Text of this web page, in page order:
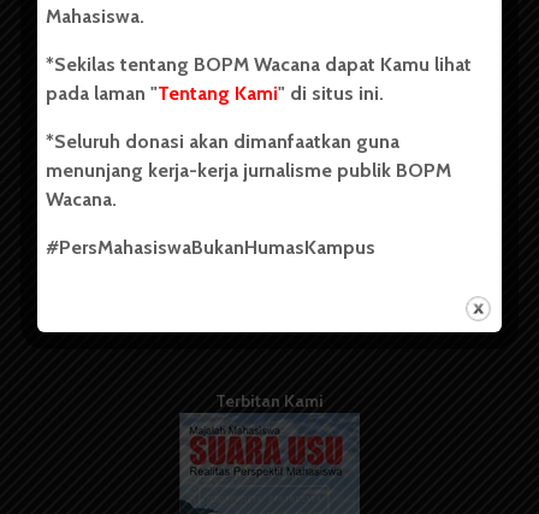
Kontribusi
Info Iklan
Pedoman Media Siber
Kode Etik Jurnalistik
Terbitan Kami
Mahasiswa.
*Sekilas tentang BOPM Wacana dapat Kamu lihat
pada laman "Tentang Kami" di situs ini.
*Seluruh donasi akan dimanfaatkan guna
menunjang kerja-kerja jurnalisme publik BOPM
Wacana.
#PersMahasiswaBukanHumasKampus